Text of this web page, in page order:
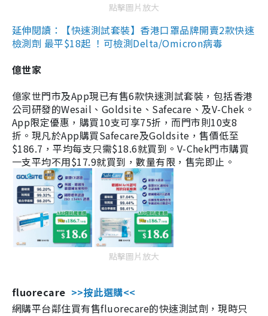
點擊圖片放大
延伸閱讀：【快速測試套裝】香港口罩品牌開賣2款快速
檢測劑 最平$18起 ！可檢測Delta/Omicron病毒
億世家
億家世門市及App現已有售6款快速測試套裝，包括香港
公司研發的Wesail、Goldsite、Safecare、及V-Chek。
App限定優惠，購買10支可享75折，而門市則10支8
折。現凡於App購買Safecare及Goldsite，售價低至
$186.7，平均每支只需$18.6就買到。V-Chek門市購買
一支平均不用$17.9就買到，數量有限，售完即止。
點擊圖片放大
fluorecare >>按此選購<<
網購平台鄰住買有售fluorecare的快速測試劑，現時只